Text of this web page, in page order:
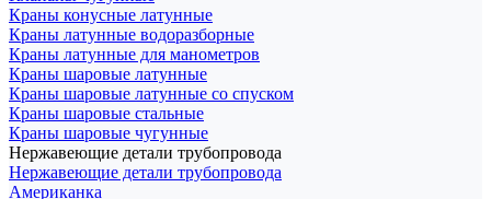
Краны конусные латунные
Краны латунные водоразборные
Краны латунные для манометров
Краны шаровые латунные
Краны шаровые латунные со спуском
Краны шаровые стальные
Краны шаровые чугунные
Нержавеющие детали трубопровода
Нержавеющие детали трубопровода
Американка